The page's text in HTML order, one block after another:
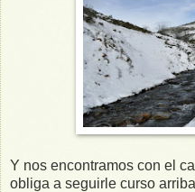
Y nos encontramos con el
obliga a seguirle curso